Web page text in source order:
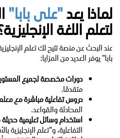
لماذا يعد"على بابا"
لتعلم اللغة
عند البحث عن منصة تتيح لك تعلم
بابا" يوفر العديد من المزايا:
دورات مخصصة لجميع
متقدمًا.
دروس تفاعلية مباشرة مع
المحادثة والقواعد.
استخدام وسائل تعليمية حديثة
التفاعلية، و"تعلم الإنجليزية